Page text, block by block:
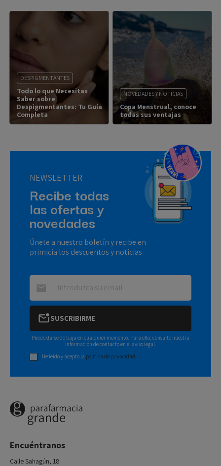
DESPIGMENTANTES
Todo lo que Necesitas
Saber sobre
Despigmentantes: Tu Guía
Completa
NOVEDADES Y NOTICIAS
Copa Menstrual, conoce
todas sus ventajas
NEWSLETTER
Recibe todas
las ofertas y
novedades
Únete a nuestro boletín y recibe en
primicia los descuentos y noticias
SUSCRIBIRME
Puede darse de baja en cualquier momento. Para ello, consulte nuestra
información de contacto en el aviso legal.
He leído y acepto la política de privacidad.
Encuéntranos
Calle Sahagún, 18